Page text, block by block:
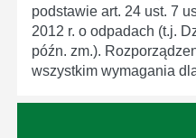
podstawie art. 24 ust. 7
2012 r. o odpadach (t.j.
późn. zm.).
wszystkim wymagania